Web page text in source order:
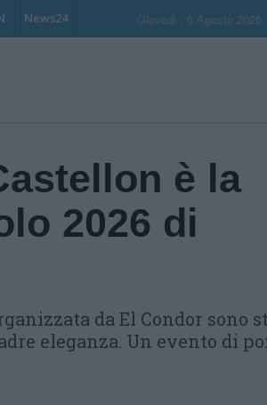
News24 Giovedi , 6 Agosto 2026
è la
2026 di
da El Condor sono
eleganza. Un evento di